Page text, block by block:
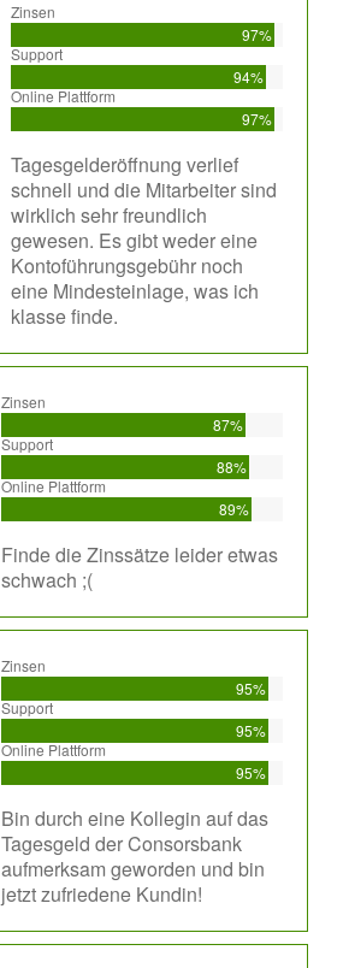
Zinsen
97%
Support
94%
Online Plattform
97%
Tagesgelderöffnung verlief
schnell und die Mitarbeiter sind
wirklich sehr freundlich
gewesen. Es gibt weder eine
Kontoführungsgebühr noch
eine Mindesteinlage, was ich
klasse finde.
Zinsen
87%
Support
88%
Online Plattform
89%
Finde die Zinssätze leider etwas
schwach ;(
Zinsen
95%
Support
95%
Online Plattform
95%
Bin durch eine Kollegin auf das
Tagesgeld der Consorsbank
aufmerksam geworden und bin
jetzt zufriedene Kundin!